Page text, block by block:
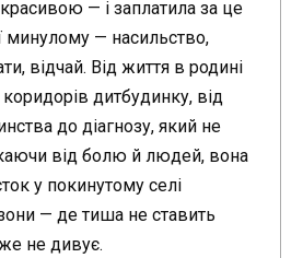
— і заплатила за це
минулому — насильство,
відчай. Від життя в родині
дитбудинку, від
до діагнозу, який не
від болю й людей, вона
у покинутому селі
— де тиша не ставить
не дивує.